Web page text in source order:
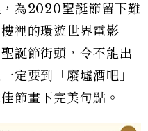
為2020聖誕節留下難
裡的環遊世界電影
誕節街頭，令不能出
定要到「廢墟酒吧」
節畫下完美句點。